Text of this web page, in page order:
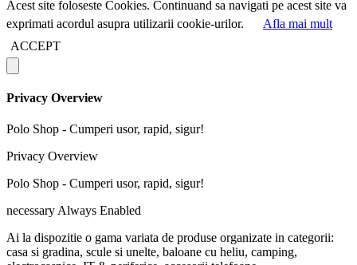
Acest site foloseste Cookies. Continuand sa navigati pe acest site va
exprimati acordul asupra utilizarii cookie-urilor.
Afla mai mult
ACCEPT
Privacy Overview
Polo Shop - Cumperi usor, rapid, sigur!
Privacy Overview
Polo Shop - Cumperi usor, rapid, sigur!
necessaryAlways Enabled
Ai la dispozitie o gama variata de produse organizate in categorii:
casa si gradina, scule si unelte, baloane cu heliu, camping,